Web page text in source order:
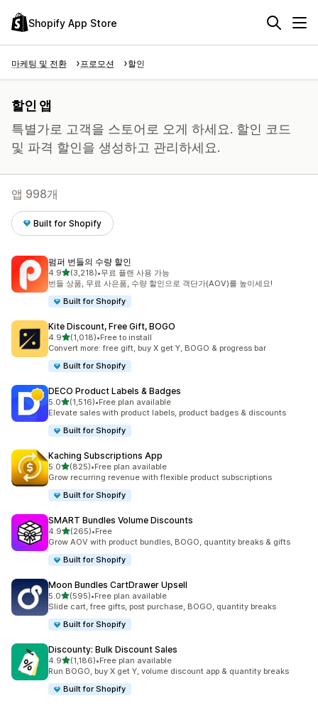
Shopify App Store
마케팅 및 전환 프로모션 할인
할인 앱
특별가로 고객을 스토어로 오게 하세요. 할인 코드
및 파격 할인을 생성하고 관리하세요.
앱 998개
Built for Shopify
펌퍼 번들의 수량 할인
4.9별 5개 중
(3,218)
총 리뷰 3218개
•무료 플랜 사용 가능
번들 상품, 무료 사은품, 수량 할인으로 객단가(AOV)를 높이세요!
Built for Shopify
Kite Discount, Free Gift, BOGO
4.9별 5개 중
(1,018)
총 리뷰 1018개
•Free to install
Convert more: free gift, buy X get Y, BOGO & progress bar
Built for Shopify
DECO Product Labels & Badges
5.0별 5개 중
(1,516)
총 리뷰 1516개
•Free plan available
Elevate sales with product labels, product badges & discounts
Built for Shopify
Kaching Subscriptions App
5.0별 5개 중
(825)
총 리뷰 825개
•Free plan available
Grow recurring revenue with flexible product subscriptions
Built for Shopify
SMART Bundles Volume Discounts
4.9별 5개 중
(265)
총 리뷰 265개
•Free
Grow AOV with product bundles, BOGO, quantity breaks & gifts
Built for Shopify
Moon Bundles CartDrawer Upsell
5.0별 5개 중
(595)
총 리뷰 595개
•Free plan available
Slide cart, free gifts, post purchase, BOGO, quantity breaks
Built for Shopify
Discounty: Bulk Discount Sales
4.9별 5개 중
(1,186)
총 리뷰 1186개
•Free plan available
Run BOGO, buy X get Y, volume discount app & quantity breaks
Built for Shopify